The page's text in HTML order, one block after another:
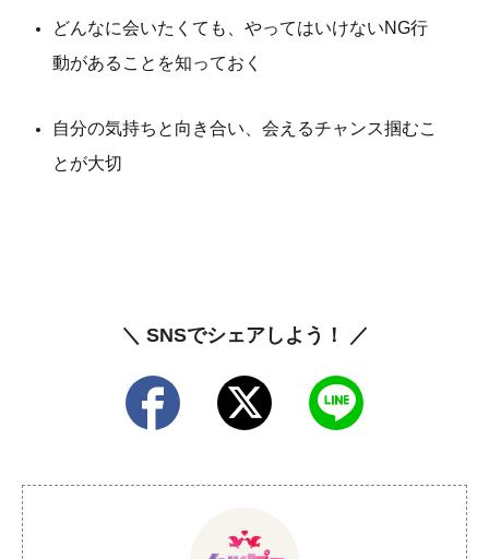
どんなに会いたくても、やってはいけないNG行
動があることを知っておく
自分の気持ちと向き合い、会えるチャンス掴むこ
とが大切
＼ SNSでシェアしよう！ ／